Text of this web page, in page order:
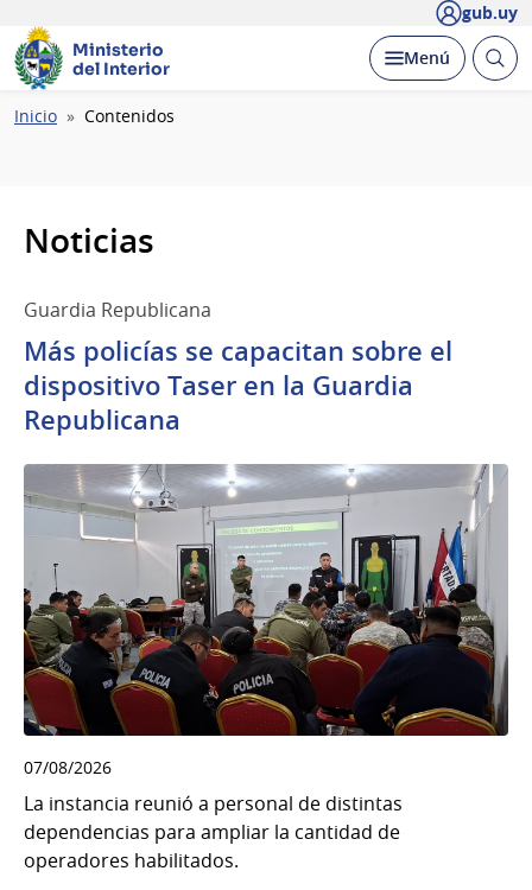
gub.uy
Ministerio
del Interior
Desplegar
Menú Abrir
Ruta
Inicio Contenidos
Noticias
Guardia Republicana
Más policías se capacitan sobre el
dispositivo Taser en la Guardia
Republicana
07/08/2026
La instancia reunió a personal de distintas
dependencias para ampliar la cantidad de
operadores habilitados.